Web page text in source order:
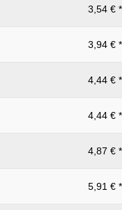
3,54 € *
3,94 € *
4,44 € *
4,44 € *
4,87 € *
5,91 € *